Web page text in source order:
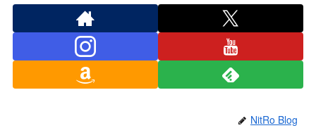
NitRo Blog